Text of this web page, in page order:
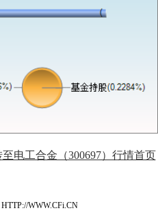
至电工合金（300697）行情首页
WWW.CFi.CN